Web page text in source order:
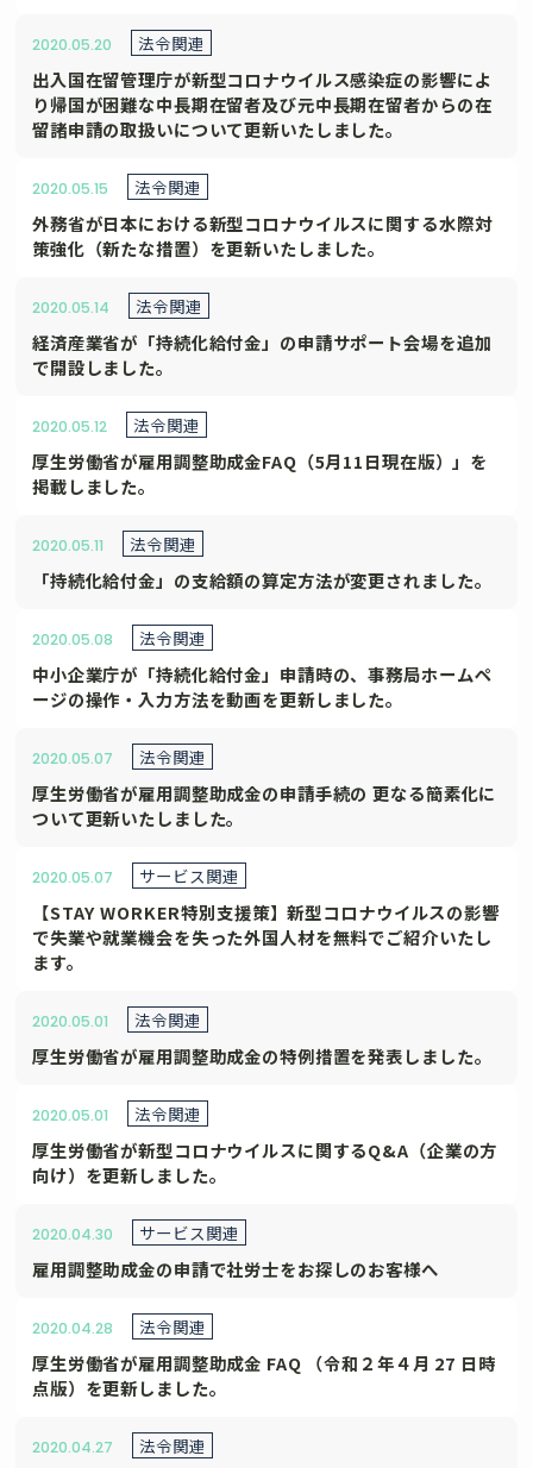
2020.05.20 法令関連
出入国在留管理庁が新型コロナウイルス感染症の影響によ
り帰国が困難な中長期在留者及び元中長期在留者からの在
留諸申請の取扱いについて更新いたしました。
2020.05.15 法令関連
外務省が日本における新型コロナウイルスに関する水際対
策強化（新たな措置）を更新いたしました。
2020.05.14 法令関連
経済産業省が「持続化給付金」の申請サポート会場を追加
で開設しました。
2020.05.12 法令関連
厚生労働省が雇用調整助成金FAQ（5月11日現在版）」を
掲載しました。
2020.05.11 法令関連
「持続化給付金」の支給額の算定方法が変更されました。
2020.05.08 法令関連
中小企業庁が「持続化給付金」申請時の、事務局ホームペ
ージの操作・入力方法を動画を更新しました。
2020.05.07 法令関連
厚生労働省が雇用調整助成金の申請手続の 更なる簡素化に
ついて更新いたしました。
2020.05.07 サービス関連
【STAY WORKER特別支援策】新型コロナウイルスの影響
で失業や就業機会を失った外国人材を無料でご紹介いたし
ます。
2020.05.01 法令関連
厚生労働省が雇用調整助成金の特例措置を発表しました。
2020.05.01 法令関連
厚生労働省が新型コロナウイルスに関するQ&A（企業の方
向け）を更新しました。
2020.04.30 サービス関連
雇用調整助成金の申請で社労士をお探しのお客様へ
2020.04.28 法令関連
厚生労働省が雇用調整助成金 FAQ （令和２年４月 27 日時
点版）を更新しました。
2020.04.27 法令関連